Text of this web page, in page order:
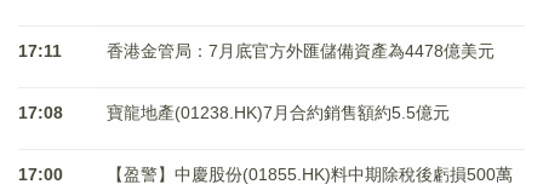
17:11 香港金管局：7月底官方外匯儲備資產為4478億美元
17:08 寶龍地產(01238.HK)7月合約銷售額約5.5億元
17:00
【盈警】中慶股份(01855.HK)料中期除稅後虧損500萬